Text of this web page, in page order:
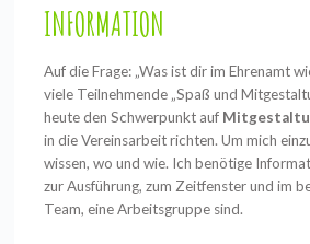
INFORMATION
Auf die Frage: „Was ist dir im Ehrenamt
viele Teilnehmende „Spaß und
heute den Schwerpunkt auf
in die Vereinsarbeit richten. Um mich
wissen, wo und wie. Ich benötige
zur Ausführung, zum Zeitfenster und im
Team, eine Arbeitsgruppe sind.